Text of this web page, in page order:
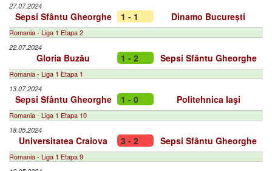
27.07.2024
Sepsi Sfântu Gheorghe 1 - 1 Dinamo București
Romania - Liga 1 Etapa 2
22.07.2024
Gloria Buzău 1 - 2 Sepsi Sfântu Gheorghe
Romania - Liga 1 Etapa 1
13.07.2024
Sepsi Sfântu Gheorghe 1 - 0 Politehnica Iaşi
Romania - Liga 1 Etapa 10
18.05.2024
Universitatea Craiova 3 - 2 Sepsi Sfântu Gheorghe
Romania - Liga 1 Etapa 9